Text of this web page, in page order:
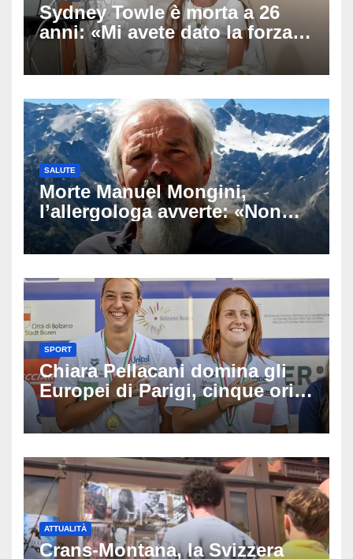
Sydney Towle è morta a 26
anni: «Mi avete dato la forza
di andare avanti», l’ultimo
messaggio dell’influencer
SALUTE
Morte Manuel Mongini,
l’allergologa avverte: «Non
aspettate di sapere se siete
allergici»
SPORT
Chiara Pellacani domina gli
Europei di Parigi, cinque ori
in cinque gare: ‘Nel sincro
siamo da medaglia olimpica’
ATTUALITÀ
Crans-Montana, la Svizzera